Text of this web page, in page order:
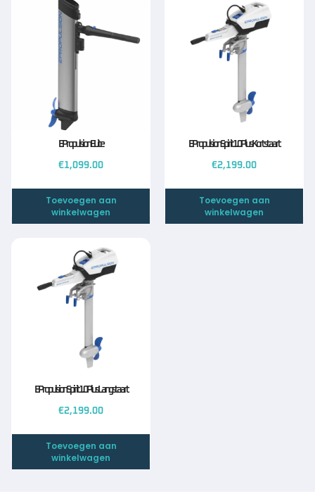
EPropulsion ELite
€1,099.00
Toevoegen aan
winkelwagen
EPropulsion Spirit 1.0 Plus Kortstaart
€2,199.00
Toevoegen aan
winkelwagen
EPropulsion Spirit 1.0 Plus Langstaart
€2,199.00
Toevoegen aan
winkelwagen